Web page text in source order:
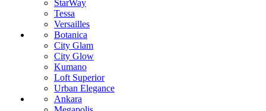
StarWay
Tessa
Versailles
Botanica
City Glam
City Glow
Kumano
Loft Superior
Urban Elegance
Ankara